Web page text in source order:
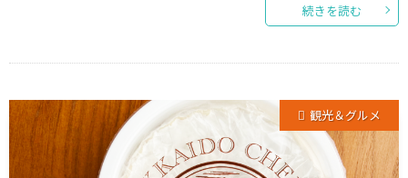
続きを読む
観光＆グルメ